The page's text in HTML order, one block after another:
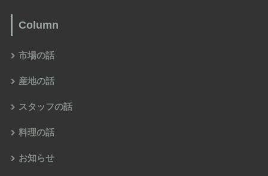
Column
市場の話
産地の話
スタッフの話
料理の話
お知らせ